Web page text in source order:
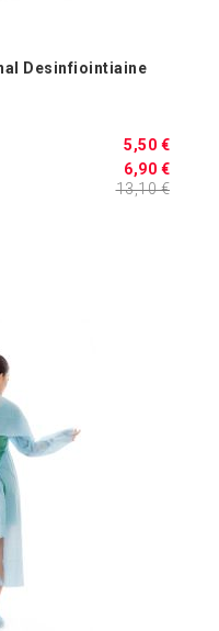
Desinfiointiaine
6,90 €
5,50 €
13,10 €